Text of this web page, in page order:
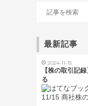
最新記事
2024-11-15
【株の取引記
る